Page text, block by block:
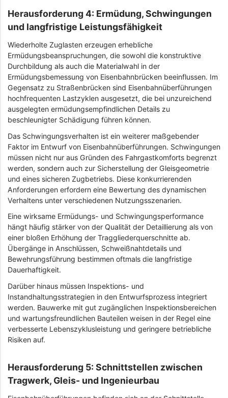
Herausforderung 4: Ermüdung, Schwingungen
und langfristige Leistungsfähigkeit
Wiederholte Zuglasten erzeugen erhebliche
Ermüdungsbeanspruchungen, die sowohl die konstruktive
Durchbildung als auch die Materialwahl in der
Ermüdungsbemessung von Eisenbahnbrücken beeinflussen. Im
Gegensatz zu Straßenbrücken sind Eisenbahnüberführungen
hochfrequenten Lastzyklen ausgesetzt, die bei unzureichend
ausgelegten ermüdungsempfindlichen Details zu
beschleunigter Schädigung führen können.
Das Schwingungsverhalten ist ein weiterer maßgebender
Faktor im Entwurf von Eisenbahnüberführungen. Schwingungen
müssen nicht nur aus Gründen des Fahrgastkomforts begrenzt
werden, sondern auch zur Sicherstellung der Gleisgeometrie
und eines sicheren Zugbetriebs. Diese konkurrierenden
Anforderungen erfordern eine Bewertung des dynamischen
Verhaltens unter verschiedenen Nutzungsszenarien.
Eine wirksame Ermüdungs- und Schwingungsperformance
hängt häufig stärker von der Qualität der Detaillierung als von
einer bloßen Erhöhung der Traggliederquerschnitte ab.
Übergänge in Anschlüssen, Schweißnahtdetails und
Bewehrungsführung bestimmen oftmals die langfristige
Dauerhaftigkeit.
Darüber hinaus müssen Inspektions- und
Instandhaltungsstrategien in den Entwurfsprozess integriert
werden. Bauwerke mit gut zugänglichen Inspektionsbereichen
und wartungsfreundlichen Bauteilen weisen in der Regel eine
verbesserte Lebenszyklusleistung und geringere betriebliche
Risiken auf.
Herausforderung 5: Schnittstellen zwischen
Tragwerk, Gleis- und Ingenieurbau